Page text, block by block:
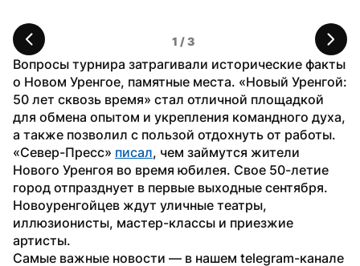
1 / 3
Вопросы турнира затрагивали исторические факты
о Новом Уренгое, памятные места. «Новый Уренгой:
50 лет сквозь время» стал отличной площадкой
для обмена опытом и укрепления командного духа,
а также позволил с пользой отдохнуть от работы.
«Север-Пресс» писал, чем займутся жители
Нового Уренгоя во время юбилея. Свое 50-летие
город отпразднует в первые выходные сентября.
Новоуренгойцев ждут уличные театры,
иллюзионисты, мастер-классы и приезжие
артисты.